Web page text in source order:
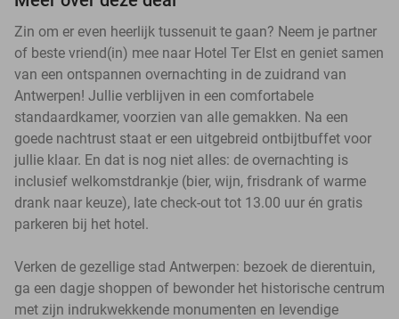
Zin om er even heerlijk tussenuit te gaan? Neem je partner
of beste vriend(in) mee naar Hotel Ter Elst en geniet samen
van een ontspannen overnachting in de zuidrand van
Antwerpen! Jullie verblijven in een comfortabele
standaardkamer, voorzien van alle gemakken. Na een
goede nachtrust staat er een uitgebreid ontbijtbuffet voor
jullie klaar. En dat is nog niet alles: de overnachting is
inclusief welkomstdrankje (bier, wijn, frisdrank of warme
drank naar keuze), late check-out tot 13.00 uur én gratis
parkeren bij het hotel.
Verken de gezellige stad Antwerpen: bezoek de dierentuin,
ga een dagje shoppen of bewonder het historische centrum
met zijn indrukwekkende monumenten en levendige